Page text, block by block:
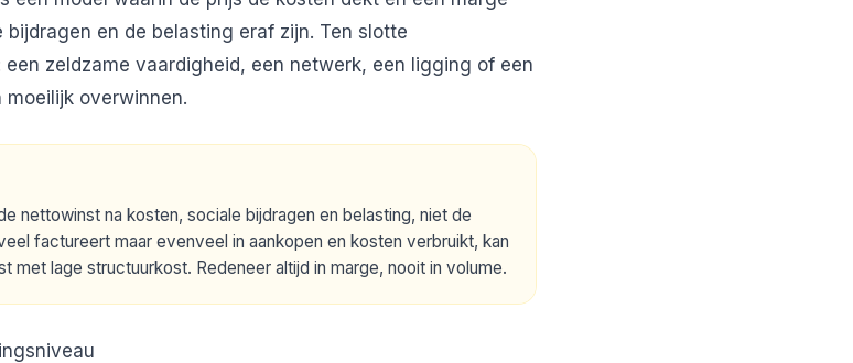
bijdragen en de belasting eraf zijn. Ten slotte
zeldzame vaardigheid, een netwerk, een ligging of een
overwinnen.
nettowinst na kosten, sociale bijdragen en belasting, niet de
factureert maar evenveel in aankopen en kosten verbruikt, kan
met lage structuurkost. Redeneer altijd in marge, nooit in volume.